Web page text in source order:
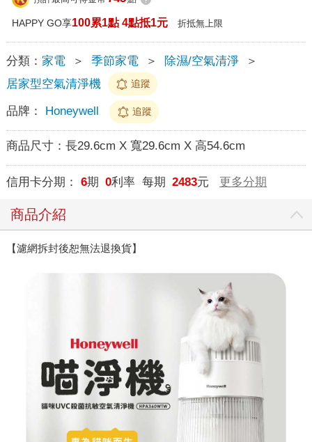
HAPPY GO享100累1點 4點抵1元 折抵無上限
分類： 家電 ＞ 季節家電 ＞ 除濕/空氣清淨
＞
居家型空氣清淨機
追蹤
品牌： Honeywell 追蹤
商品尺寸： 長29.6cm X 寬29.6cm X 高54.6cm
信用卡分期： 6期 0利率 每期 2483元 更多分期
商品介紹
【濾網拆封後恕無法退換貨】